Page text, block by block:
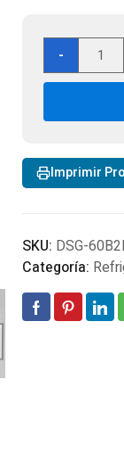
-
Nevera
Portátil
60L,
A
Al
Aire
AC/DC/
0-
Imprimir
SKU: DSG-
Categoría: